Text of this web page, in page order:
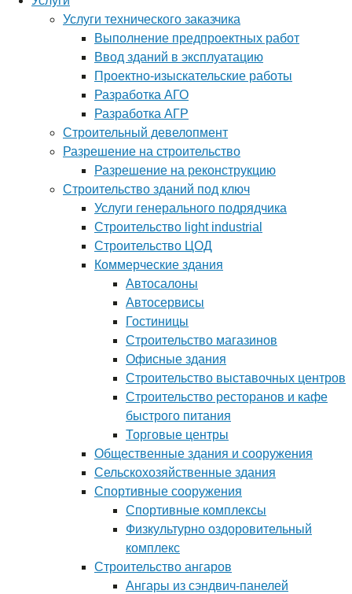
Услуги технического заказчика
Выполнение предпроектных работ
Ввод зданий в эксплуатацию
Проектно-изыскательские работы
Разработка АГО
Разработка АГР
Строительный девелопмент
Разрешение на строительство
Разрешение на реконструкцию
Строительство зданий под ключ
Услуги генерального подрядчика
Строительство light industrial
Строительство ЦОД
Коммерческие здания
Автосалоны
Автосервисы
Гостиницы
Строительство магазинов
Офисные здания
Строительство выставочных центров
Строительство ресторанов и кафе
быстрого питания
Торговые центры
Общественные здания и сооружения
Сельскохозяйственные здания
Спортивные сооружения
Спортивные комплексы
Физкультурно оздоровительный
комплекс
Строительство ангаров
Ангары из сэндвич-панелей